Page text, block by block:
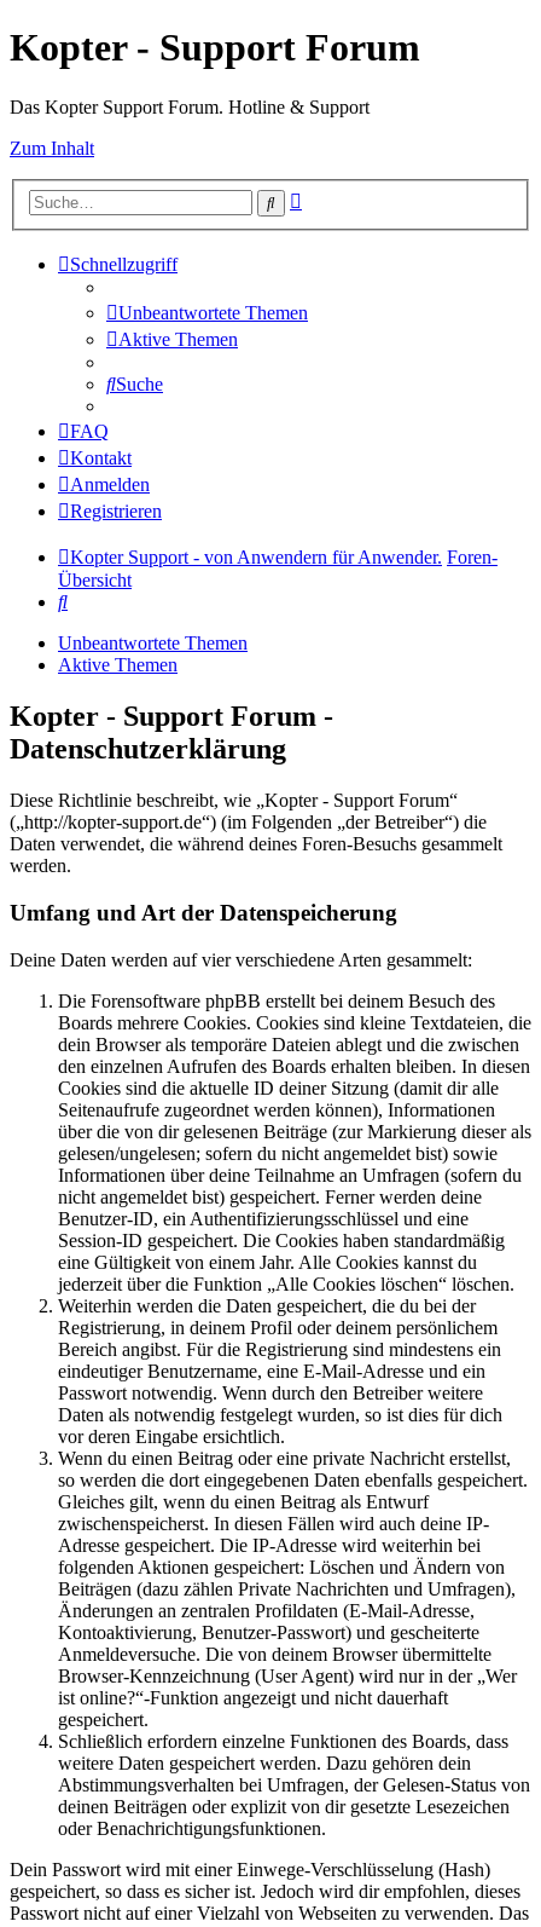
Kopter - Support Forum
Das Kopter Support Forum. Hotline & Support
Zum Inhalt
Suche
Schnellzugriff
Unbeantwortete Themen
Aktive Themen
Suche
FAQ
Kontakt
Anmelden
Registrieren
Kopter Support - von Anwendern für Anwender. Foren-
Übersicht
Suche
Unbeantwortete Themen
Aktive Themen
Kopter - Support Forum -
Datenschutzerklärung
Diese Richtlinie beschreibt, wie „Kopter - Support Forum“
(„http://kopter-support.de“) (im Folgenden „der Betreiber“) die
Daten verwendet, die während deines Foren-Besuchs gesammelt
werden.
Umfang und Art der Datenspeicherung
Deine Daten werden auf vier verschiedene Arten gesammelt:
Die Forensoftware phpBB erstellt bei deinem Besuch des
Boards mehrere Cookies. Cookies sind kleine Textdateien, die
dein Browser als temporäre Dateien ablegt und die zwischen
den einzelnen Aufrufen des Boards erhalten bleiben. In diesen
Cookies sind die aktuelle ID deiner Sitzung (damit dir alle
Seitenaufrufe zugeordnet werden können), Informationen
über die von dir gelesenen Beiträge (zur Markierung dieser als
gelesen/ungelesen; sofern du nicht angemeldet bist) sowie
Informationen über deine Teilnahme an Umfragen (sofern du
nicht angemeldet bist) gespeichert. Ferner werden deine
Benutzer-ID, ein Authentifizierungsschlüssel und eine
Session-ID gespeichert. Die Cookies haben standardmäßig
eine Gültigkeit von einem Jahr. Alle Cookies kannst du
jederzeit über die Funktion „Alle Cookies löschen“ löschen.
Weiterhin werden die Daten gespeichert, die du bei der
Registrierung, in deinem Profil oder deinem persönlichem
Bereich angibst. Für die Registrierung sind mindestens ein
eindeutiger Benutzername, eine E-Mail-Adresse und ein
Passwort notwendig. Wenn durch den Betreiber weitere
Daten als notwendig festgelegt wurden, so ist dies für dich
vor deren Eingabe ersichtlich.
Wenn du einen Beitrag oder eine private Nachricht erstellst,
so werden die dort eingegebenen Daten ebenfalls gespeichert.
Gleiches gilt, wenn du einen Beitrag als Entwurf
zwischenspeicherst. In diesen Fällen wird auch deine IP-
Adresse gespeichert. Die IP-Adresse wird weiterhin bei
folgenden Aktionen gespeichert: Löschen und Ändern von
Beiträgen (dazu zählen Private Nachrichten und Umfragen),
Änderungen an zentralen Profildaten (E-Mail-Adresse,
Kontoaktivierung, Benutzer-Passwort) und gescheiterte
Anmeldeversuche. Die von deinem Browser übermittelte
Browser-Kennzeichnung (User Agent) wird nur in der „Wer
ist online?“-Funktion angezeigt und nicht dauerhaft
gespeichert.
Schließlich erfordern einzelne Funktionen des Boards, dass
weitere Daten gespeichert werden. Dazu gehören dein
Abstimmungsverhalten bei Umfragen, der Gelesen-Status von
deinen Beiträgen oder explizit von dir gesetzte Lesezeichen
oder Benachrichtigungsfunktionen.
Dein Passwort wird mit einer Einwege-Verschlüsselung (Hash)
gespeichert, so dass es sicher ist. Jedoch wird dir empfohlen, dieses
Passwort nicht auf einer Vielzahl von Webseiten zu verwenden. Das